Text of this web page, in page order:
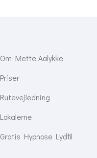
Om Mette Aalykke
Priser
Rutevejledning
Lokalerne
Gratis Hypnose Lydfil